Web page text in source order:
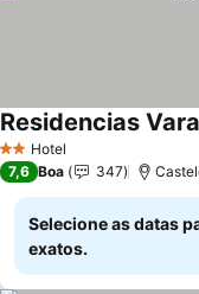
2 Estrelas
Hotel
Residencias
7,6 Boa 347
Selecione as datas
exatos.